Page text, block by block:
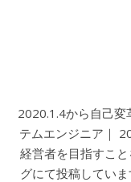
2020.1.4から自己変
テムエンジニア｜
経営者を目指すこ
グにて投稿してい